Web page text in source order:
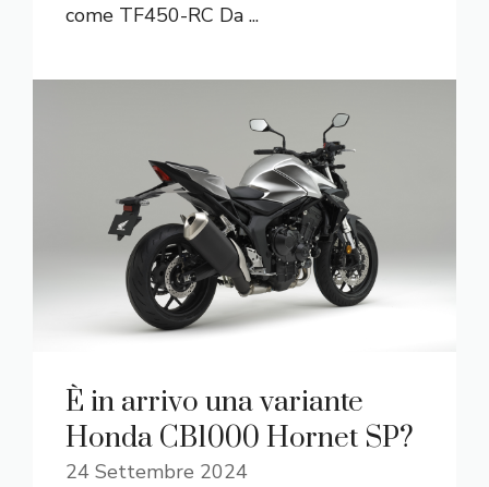
come TF450-RC Da ...
È in arrivo una variante
Honda CB1000 Hornet SP?
24 Settembre 2024